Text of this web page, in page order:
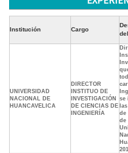
Institución Cargo
UNIVERSIDAD
NACIONAL DE
HUANCAVELICA
DIRECTOR
INSTITUO DE
INVESTIGACIÓN
DE CIENCIAS DE
INGENIERÍA
se
de
de